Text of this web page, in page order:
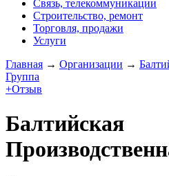
Связь, телекоммуникации
Строительство, ремонт
Торговля, продажи
Услуги
Главная → Организации →
Группа
+Отзыв
Балтийская